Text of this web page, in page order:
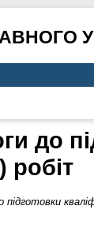
до
робіт